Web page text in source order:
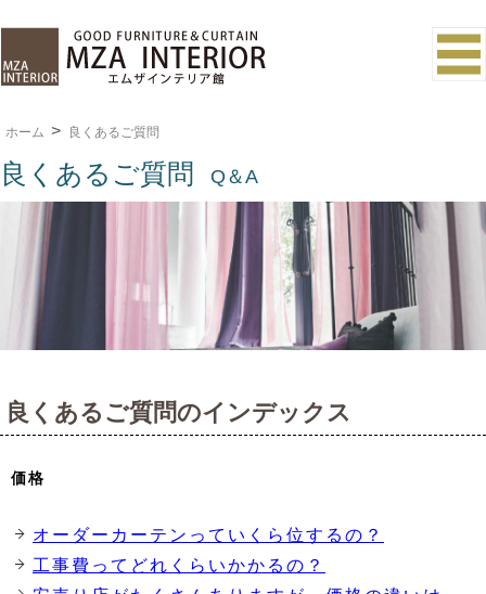
ホーム 良くあるご質問
良くあるご質問 Q＆A
良くあるご質問のインデックス
価格
オーダーカーテンっていくら位するの？
工事費ってどれくらいかかるの？